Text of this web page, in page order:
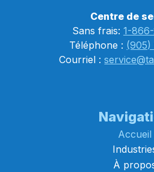
Centre de
Sans frais: 1-
Téléphone : (905)
Courriel :
Accueil
À